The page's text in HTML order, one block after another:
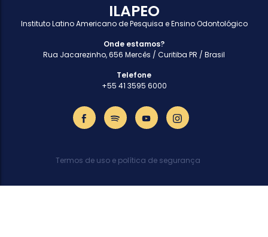
ILAPEO
Instituto Latino Americano de Pesquisa e Ensino Odontológico
Onde estamos?
Rua Jacarezinho, 656 Mercês / Curitiba PR / Brasil
Telefone
+55 41 3595 6000
Termos de uso e política de segurança